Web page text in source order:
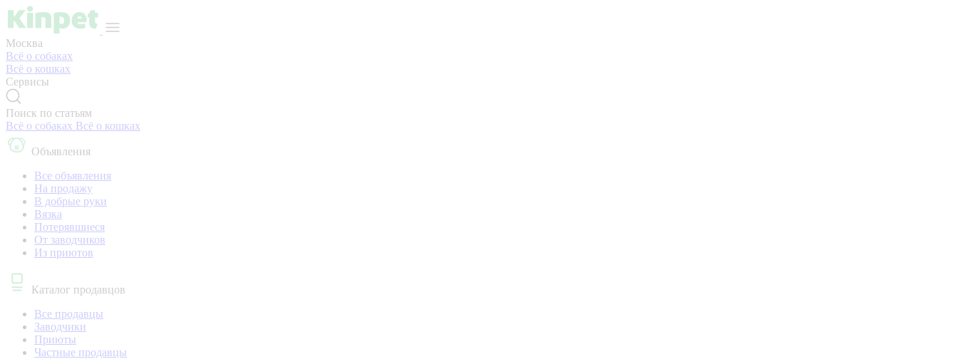
Москва
Всё о собаках
Всё о кошках
Сервисы
Поиск по статьям
Всё о собаках Всё о кошках
Объявления
Все объявления
На продажу
В добрые руки
Вязка
Потерявшиеся
От заводчиков
Из приютов
Каталог продавцов
Все продавцы
Заводчики
Приюты
Частные продавцы